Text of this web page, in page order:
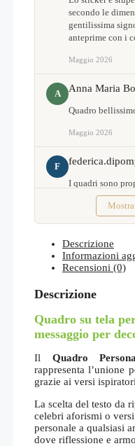
secondo le
gentilissima
anteprime con i
Maggio 2026
A Anna Maria Bo
Quadro
Maggio 2026
F
I quadri sono
Febbraio 2026
Descrizione
Informazioni
Recensioni (0)
Descrizione
Quadro su tela
messaggio per
Il Quadro
rappresenta l’unione
grazie ai versi
La scelta del testo da
celebri aforismi o
personale a qualsiasi
dove riflessione e